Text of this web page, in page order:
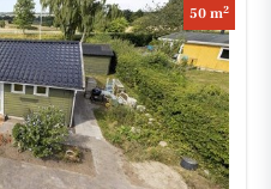
50 m2